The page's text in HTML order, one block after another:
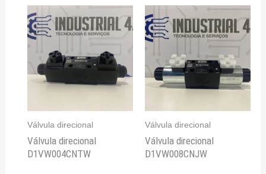
Válvula direcional
Válvula direcional
D1VW004CNTW
Válvula direcional
Válvula direcional
D1VW008CNJW